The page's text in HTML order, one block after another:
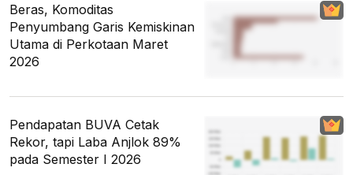
Beras, Komoditas
Penyumbang Garis Kemiskinan
Utama di Perkotaan Maret
2026
Pendapatan BUVA Cetak
Rekor, tapi Laba Anjlok 89%
pada Semester I 2026